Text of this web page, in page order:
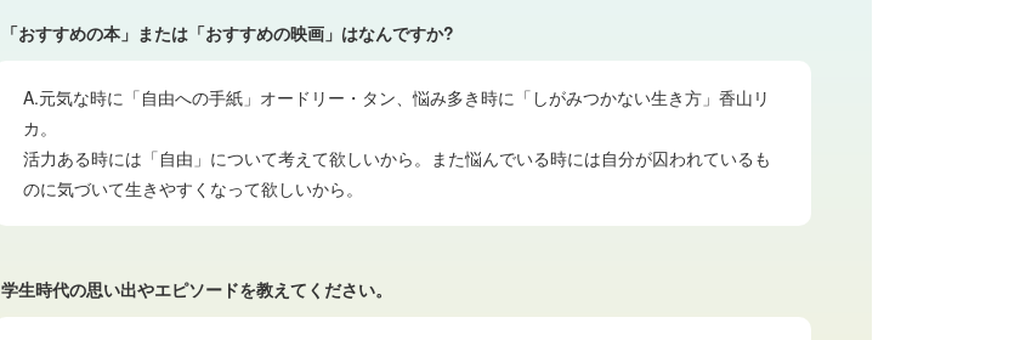
「おすすめの本」または「おすすめの映画」はなんですか?
A.元気な時に「自由への手紙」オードリー・タン、悩み多き時に「しがみつかない生き方」香山リ
カ。
活力ある時には「自由」について考えて欲しいから。また悩んでいる時には自分が囚われているも
のに気づいて生きやすくなって欲しいから。
学生時代の思い出やエピソードを教えてください。